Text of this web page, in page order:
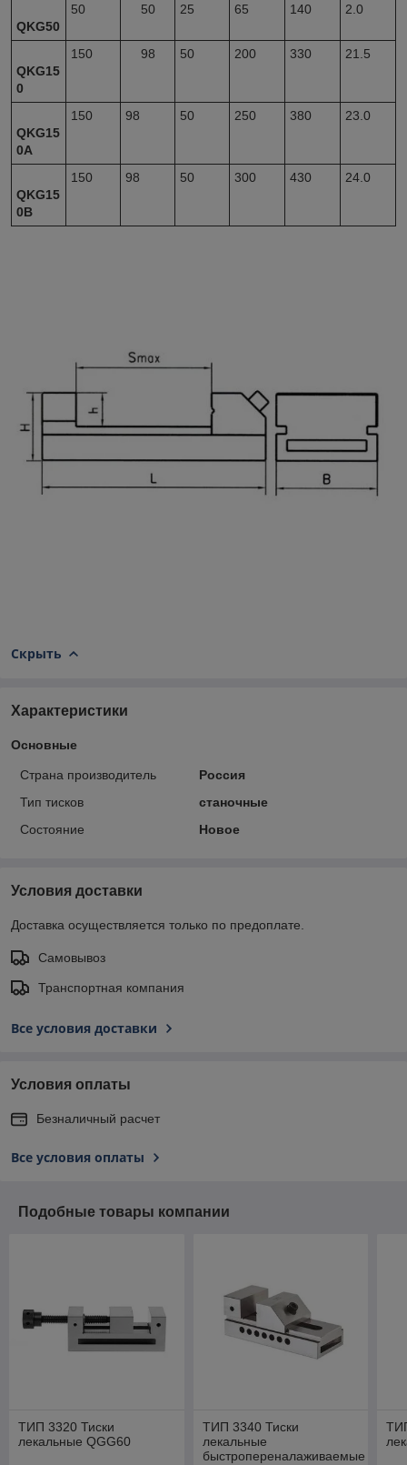
QKG50
50 50 25 65 140 2.0
QKG15
0
150 98 50 200 330 21.5
QKG15
0A
150 98 50 250 380 23.0
QKG15
0B
150 98 50 300 430 24.0
Скрыть
Характеристики
Основные
Страна производитель
Россия
Тип тисков
станочные
Состояние
Новое
Условия доставки
Доставка осуществляется только по предоплате.
Самовывоз
Транспортная компания
Все условия доставки
Условия оплаты
Безналичный расчет
Все условия оплаты
Подобные товары компании
ТИП 3320 Тиски
лекальные QGG60
ТИП 3340 Тиски
лекальные
быстропереналаживаемые